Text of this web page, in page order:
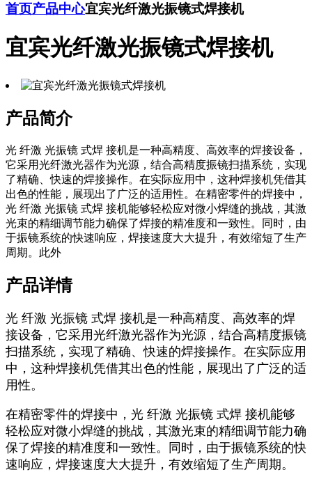
首页产品中心宜宾光纤激光振镜式焊接机
宜宾光纤激光振镜式焊接机
产品简介
光 纤激 光振镜 式焊 接机是一种高精度、高效率的焊接设备，
它采用光纤激光器作为光源，结合高精度振镜扫描系统，实现
了精确、快速的焊接操作。在实际应用中，这种焊接机凭借其
出色的性能，展现出了广泛的适用性。在精密零件的焊接中，
光 纤激 光振镜 式焊 接机能够轻松应对微小焊缝的挑战，其激
光束的精细调节能力确保了焊接的精准度和一致性。同时，由
于振镜系统的快速响应，焊接速度大大提升，有效缩短了生产
周期。此外
产品详情
光 纤激 光振镜 式焊 接机是一种高精度、高效率的焊
接设备，它采用光纤激光器作为光源，结合高精度振镜
扫描系统，实现了精确、快速的焊接操作。在实际应用
中，这种焊接机凭借其出色的性能，展现出了广泛的适
用性。
在精密零件的焊接中，光 纤激 光振镜 式焊 接机能够
轻松应对微小焊缝的挑战，其激光束的精细调节能力确
保了焊接的精准度和一致性。同时，由于振镜系统的快
速响应，焊接速度大大提升，有效缩短了生产周期。